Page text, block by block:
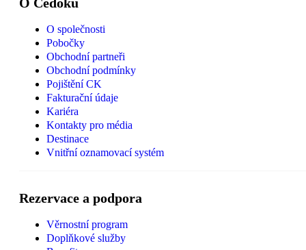
O společnosti
Pobočky
Obchodní partneři
Obchodní podmínky
Pojištění CK
Fakturační údaje
Kariéra
Kontakty pro média
Destinace
Vnitřní oznamovací systém
Rezervace a podpora
Věrnostní program
Doplňkové služby